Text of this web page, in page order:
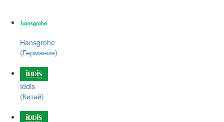
Hansgrohe
(Германия)
Iddis
(Китай)